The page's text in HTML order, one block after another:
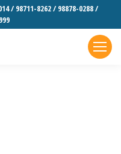
/ 98711-8262 / 98878-0288 /